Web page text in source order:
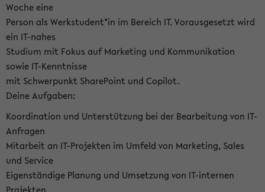
Woche eine
Person als Werkstudent*in im Bereich IT. Vorausgesetzt wird
ein IT-nahes
Studium mit Fokus auf Marketing und Kommunikation
sowie IT-Kenntnisse
mit Schwerpunkt SharePoint und Copilot.
Deine Aufgaben:
Koordination und Unterstützung bei der Bearbeitung von IT-
Anfragen
Mitarbeit an IT-Projekten im Umfeld von Marketing, Sales
und Service
Eigenständige Planung und Umsetzung von IT-internen